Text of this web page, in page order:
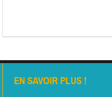
EN SAVOIR PLUS !